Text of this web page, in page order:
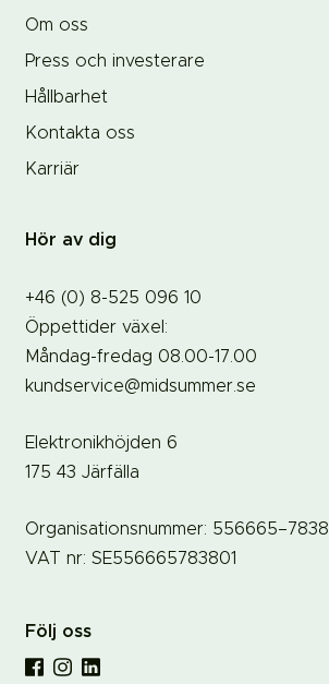
Om oss
Press och investerare
Hållbarhet
Kontakta oss
Karriär
Hör av dig
+46 (0) 8-525 096 10
Öppettider växel:
Måndag-fredag 08.00-17.00
kundservice@midsummer.se
Elektronikhöjden 6
175 43 Järfälla
Organisationsnummer: 556665–7838
VAT nr: SE556665783801
Följ oss